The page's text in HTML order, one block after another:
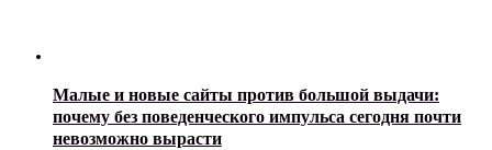
Малые и новые сайты против большой выдачи:
почему без поведенческого импульса сегодня почти
невозможно вырасти